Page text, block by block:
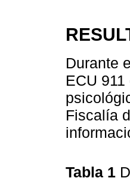
Durante
ECU
Fiscalía
Tabla 1